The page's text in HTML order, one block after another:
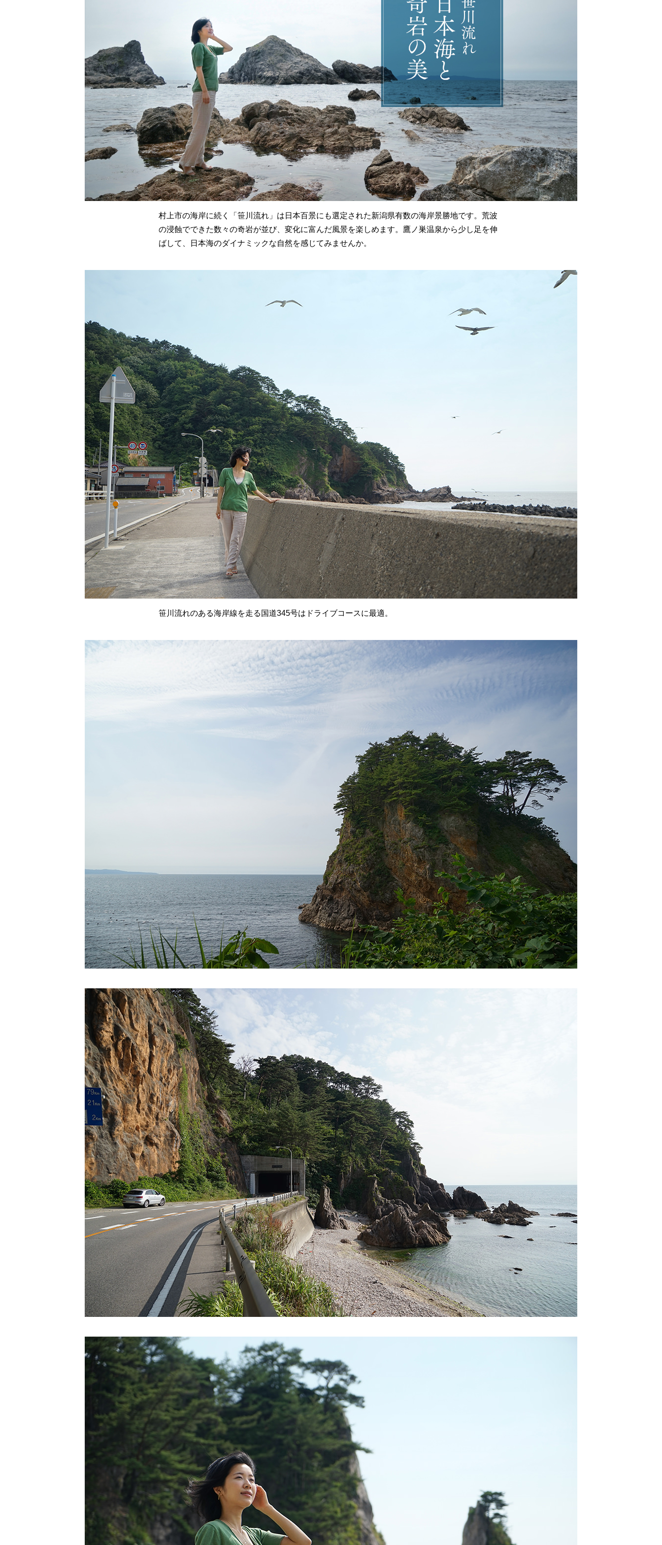
村上市の海岸に続く「笹川流れ」は日本百景にも選定された新潟県有数の海岸景勝地です。荒波
の浸蝕でできた数々の奇岩が並び、変化に富んだ風景を楽しめます。鷹ノ巣温泉から少し足を伸
ばして、日本海のダイナミックな自然を感じてみませんか。
笹川流れのある海岸線を走る国道345号はドライブコースに最適。